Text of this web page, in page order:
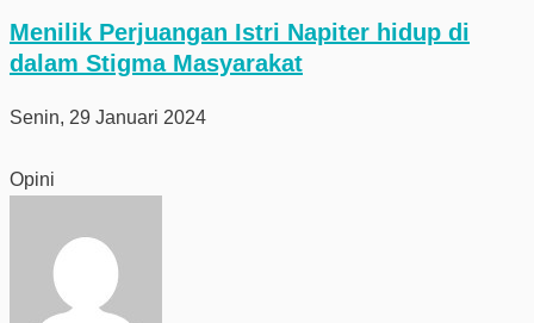
Menilik Perjuangan Istri Napiter hidup di
dalam Stigma Masyarakat
Senin, 29 Januari 2024
Opini